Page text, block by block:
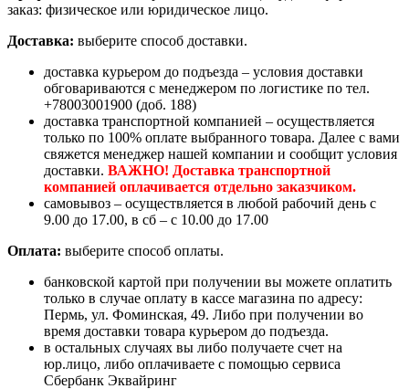
заказ: физическое или юридическое лицо.
Доставка: выберите способ доставки.
доставка курьером до подъезда – условия доставки
обговариваются с менеджером по логистике по тел.
+78003001900 (доб. 188)
доставка транспортной компанией – осуществляется
только по 100% оплате выбранного товара. Далее с вами
свяжется менеджер нашей компании и сообщит условия
доставки. ВАЖНО! Доставка транспортной
компанией оплачивается отдельно заказчиком.
самовывоз – осуществляется в любой рабочий день с
9.00 до 17.00, в сб – с 10.00 до 17.00
Оплата: выберите способ оплаты.
банковской картой при получении вы можете оплатить
только в случае оплату в кассе магазина по адресу:
Пермь, ул. Фоминская, 49. Либо при получении во
время доставки товара курьером до подъезда.
в остальных случаях вы либо получаете счет на
юр.лицо, либо оплачиваете с помощью сервиса
Сбербанк Эквайринг